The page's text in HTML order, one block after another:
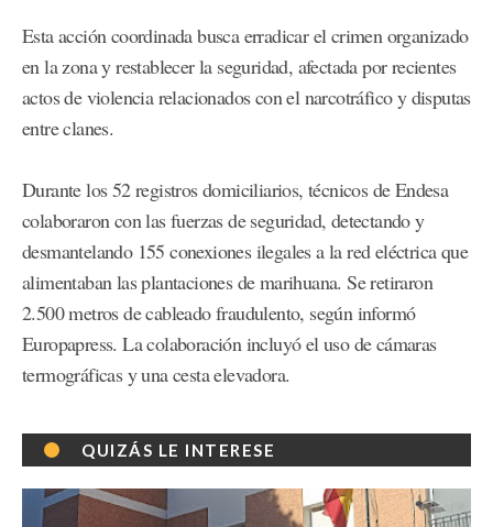
Esta acción coordinada busca erradicar el crimen organizado
en la zona y restablecer la seguridad, afectada por recientes
actos de violencia relacionados con el narcotráfico y disputas
entre clanes.
Durante los 52 registros domiciliarios, técnicos de Endesa
colaboraron con las fuerzas de seguridad, detectando y
desmantelando 155 conexiones ilegales a la red eléctrica que
alimentaban las plantaciones de marihuana. Se retiraron
2.500 metros de cableado fraudulento, según informó
Europapress. La colaboración incluyó el uso de cámaras
termográficas y una cesta elevadora.
QUIZÁS LE INTERESE